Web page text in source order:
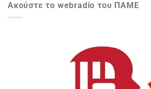
Ακούστε το webradio του ΠΑΜΕ